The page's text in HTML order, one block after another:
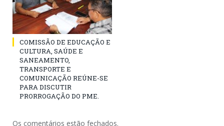
COMISSÃO DE EDUCAÇÃO E
CULTURA, SAÚDE E
SANEAMENTO,
TRANSPORTE E
COMUNICAÇÃO REÚNE-SE
PARA DISCUTIR
PRORROGAÇÃO DO PME.
Os comentários estão fechados.